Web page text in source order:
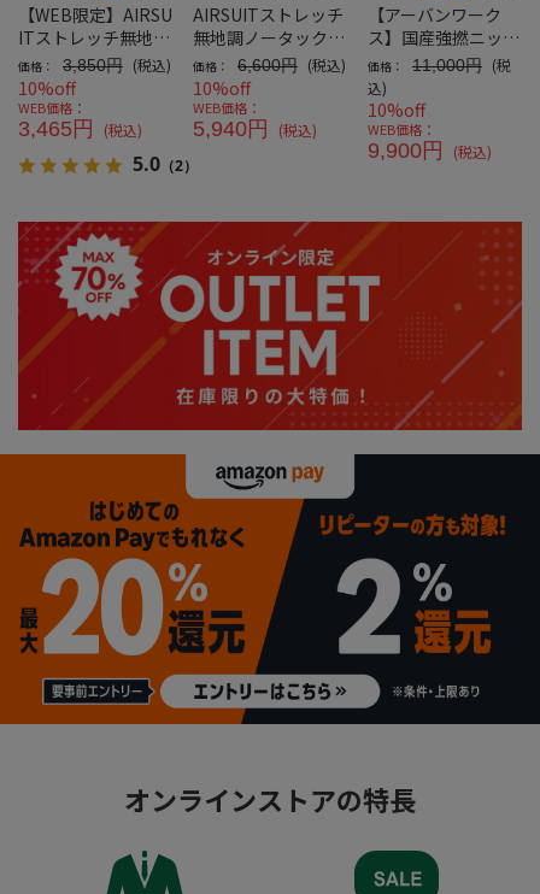
【WEB限定】AIRSU
ITストレッチ無地調
ノータックパンツ
価格： 3,850円 (税込)
10%off
WEB価格：
3,465円 (税込)
5.0 （2）
AIRSUITストレッチ
無地調ノータック
【ウォッシャブル】
価格： 6,600円 (税込)
10%off
WEB価格：
5,940円 (税込)
【アーバンワーク
ス】国産強撚ニット
無地ノータック
価格： 11,000円 (税
込)
10%off
WEB価格：
9,900円 (税込)
オンラインストアの特長